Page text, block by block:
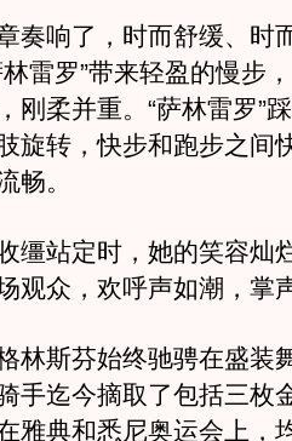
响了，时而舒缓、时
雷罗”带来轻盈的慢步
刚柔并重。“萨林雷罗”
旋转，快步和跑步之间
畅。
站定时，她的笑容灿
观众，欢呼声如潮，掌
斯芬始终驰骋在盛装
手迄今摘取了包括三枚
雅典和悉尼奥运会上，